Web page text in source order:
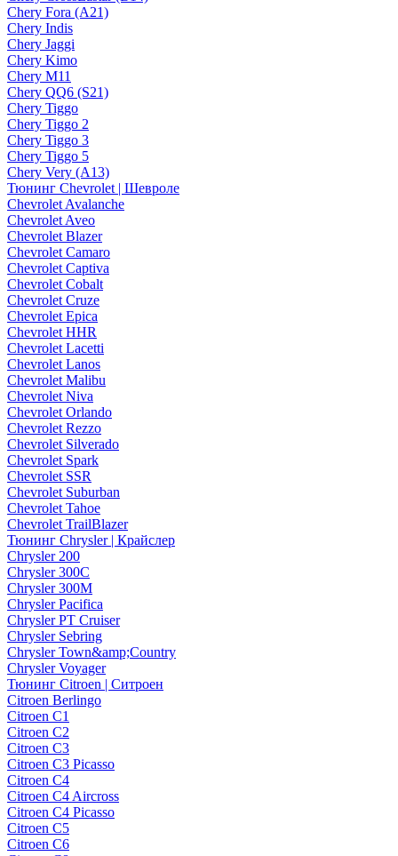
Chery Fora (A21)
Chery Indis
Chery Jaggi
Chery Kimo
Chery M11
Chery QQ6 (S21)
Chery Tiggo
Chery Tiggo 2
Chery Tiggo 3
Chery Tiggo 5
Chery Very (A13)
Тюнинг Chevrolet | Шевроле
Chevrolet Avalanche
Chevrolet Aveo
Chevrolet Blazer
Chevrolet Camaro
Chevrolet Captiva
Chevrolet Cobalt
Chevrolet Cruze
Chevrolet Epica
Chevrolet HHR
Chevrolet Lacetti
Chevrolet Lanos
Chevrolet Malibu
Chevrolet Niva
Chevrolet Orlando
Chevrolet Rezzo
Chevrolet Silverado
Chevrolet Spark
Chevrolet SSR
Chevrolet Suburban
Chevrolet Tahoe
Chevrolet TrailBlazer
Тюнинг Chrysler | Крайслер
Chrysler 200
Chrysler 300C
Chrysler 300M
Chrysler Pacifica
Chrysler PT Cruiser
Chrysler Sebring
Chrysler Town&amp;Country
Chrysler Voyager
Тюнинг Citroen | Ситроен
Citroen Berlingo
Citroen C1
Citroen C2
Citroen C3
Citroen C3 Picasso
Citroen C4
Citroen C4 Aircross
Citroen C4 Picasso
Citroen C5
Citroen C6